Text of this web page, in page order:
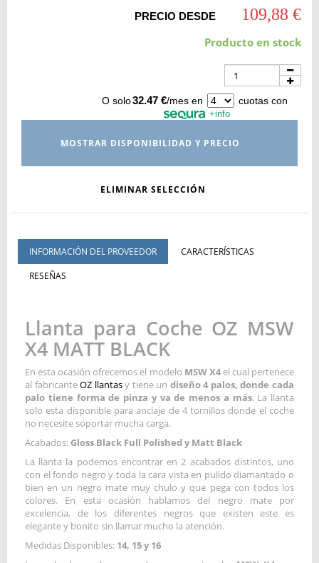
PRECIO DESDE 109,88 €
Producto en stock
O solo32.47 €/mes en cuotas con
+info
MOSTRAR DISPONIBILIDAD Y PRECIO
ELIMINAR SELECCIÓN
INFORMACIÓN DEL PROVEEDOR
CARACTERÍSTICAS
RESEÑAS
Llanta para Coche OZ MSW
X4 MATT BLACK
En esta ocasión ofrecemos el modelo MSW X4el cual pertenece
al fabricanteOZ llantasy tiene un diseño 4 palos, donde cada
palo tiene forma de pinza y va de menos a más. La llanta
solo esta disponible para anclaje de 4 tornillos donde el coche
no necesite soportar mucha carga.
Acabados: Gloss Black Full Polished y Matt Black
La llanta la podemos encontrar en 2 acabados distintos, uno
con el fondo negro y toda la cara vista en pulido diamantado o
bien en un negro mate muy chulo y que pega con todos los
colores. En esta ocasión hablamos del negro mate por
excelencia, de los diferentes negros que existen este es
elegante y bonito sin llamar mucho la atención.
Medidas Disponibles: 14, 15 y 16